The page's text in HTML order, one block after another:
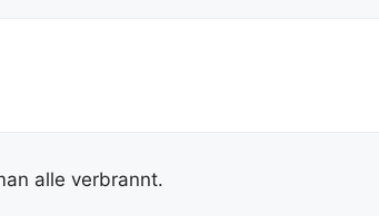
alle verbrannt.